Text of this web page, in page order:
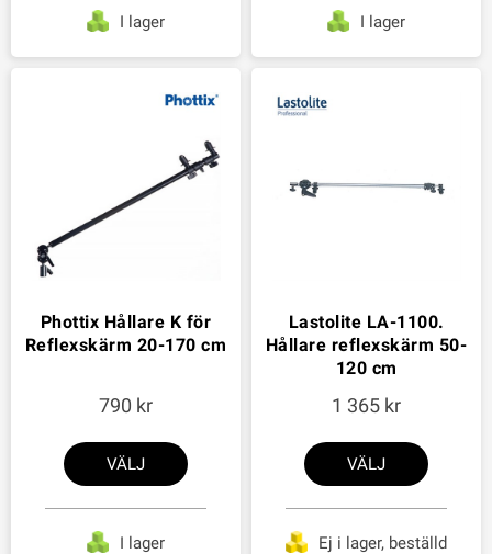
I lager I lager
Phottix Hållare K för
Reflexskärm 20-170 cm
790
VÄLJ
I lager
Lastolite LA-1100.
Hållare reflexskärm 50-
120 cm
1 365
VÄLJ
Ej i lager, beställd